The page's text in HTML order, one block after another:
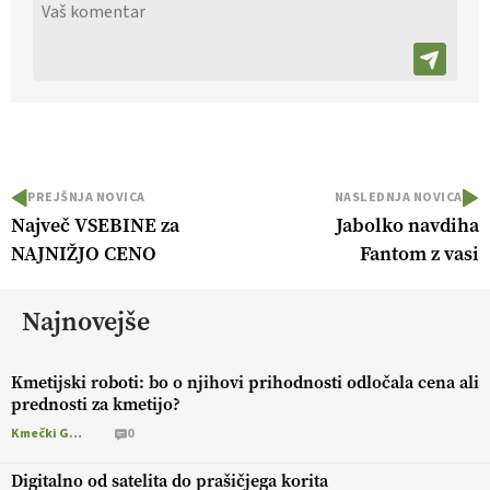
PREJŠNJA NOVICA
Največ VSEBINE za
NAJNIŽJO CENO
NASLEDNJA NOVICA
Jabolko navdiha
Fantom z vasi
Najnovejše
Kmetijski roboti: bo o njihovi prihodnosti odločala cena ali
prednosti za kmetijo?
Kmečki Glas 0
Digitalno od satelita do prašičjega korita